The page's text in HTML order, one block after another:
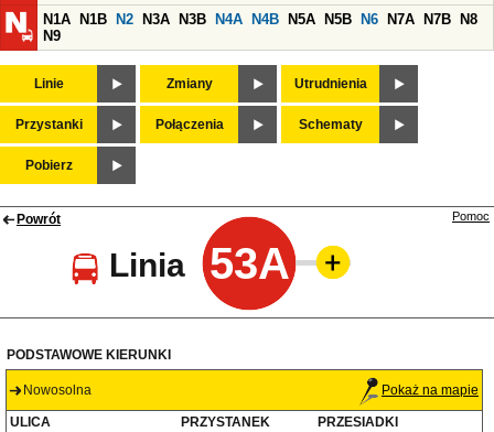
N1A
N1B N2 N3A N3B N4A N4B N5A N5B N6 N7A N7B
N8
N9
Linie Zmiany Utrudnienia
Przystanki Połączenia Schematy
Pobierz
Powrót
Linia 53A
Pomoc
PODSTAWOWE KIERUNKI
Nowosolna Pokaż na mapie
ULICA PRZYSTANEK
PRZESIADKI